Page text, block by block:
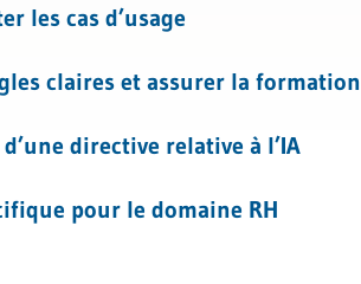
les cas d’usage
claires et assurer la formation
directive relative à l’IA
pour le domaine RH